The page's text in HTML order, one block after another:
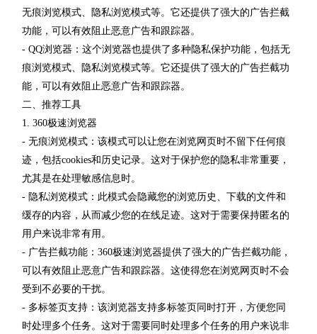
无痕浏览模式、隐私浏览模式等。它还提供了强大的广告拦截
功能，可以有效阻止恶意广告和跟踪器。
- QQ浏览器：这个浏览器也提供了多种隐私保护功能，包括无
痕浏览模式、隐私浏览模式等。它还提供了强大的广告拦截功
能，可以有效阻止恶意广告和跟踪器。
二、推荐工具
1. 360极速浏览器
- 无痕浏览模式：该模式可以让您在浏览网页时不留下任何痕
迹，包括cookies和历史记录。这对于保护您的隐私非常重要，
尤其是在处理敏感信息时。
- 隐私浏览模式：此模式会隐藏您的浏览历史、下载的文件和
缓存的内容，从而减少您的在线足迹。这对于需要保持匿名的
用户来说非常有用。
- 广告拦截功能：360极速浏览器提供了强大的广告拦截功能，
可以有效阻止恶意广告和跟踪器。这使得您在浏览网页时不会
受到不必要的干扰。
- 多标签页支持：该浏览器支持多标签页同时打开，方便您同
时处理多个任务。这对于需要同时处理多个任务的用户来说非